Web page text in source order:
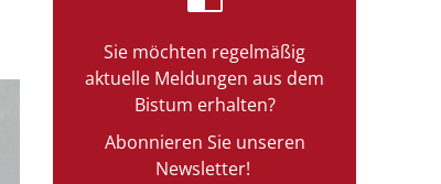
Sie möchten regelmäßig
aktuelle Meldungen aus dem
Bistum erhalten?
Abonnieren Sie unseren
Newsletter!